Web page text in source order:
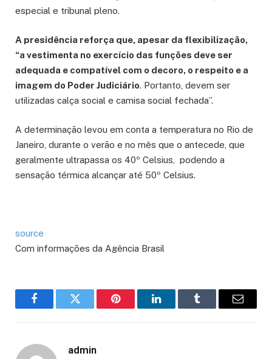
especial e tribunal pleno.
A presidência reforça que, apesar da flexibilização,
“a vestimenta no exercício das funções deve ser
adequada e compatível com o decoro, o respeito e a
imagem do Poder Judiciário. Portanto, devem ser
utilizadas calça social e camisa social fechada”.
A determinação levou em conta a temperatura no Rio de
Janeiro, durante o verão e no mês que o antecede, que
geralmente ultrapassa os 40º Celsius, podendo a
sensação térmica alcançar até 50º Celsius.
source
Com informações da Agência Brasil
FacebookTwitter Pinterest LinkedInTumblr Email
admin